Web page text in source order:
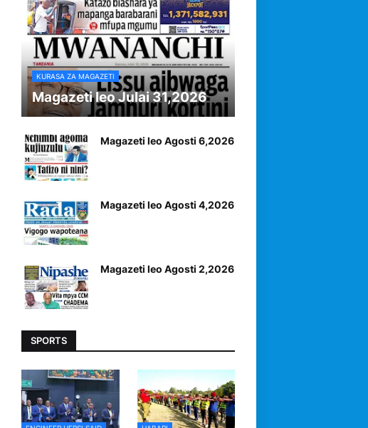
KURASA ZA MAGAZETI
Magazeti leo Julai 31,2026
Magazeti leo Agosti 6,2026
Magazeti leo Agosti 4,2026
Magazeti leo Agosti 2,2026
SPORTS